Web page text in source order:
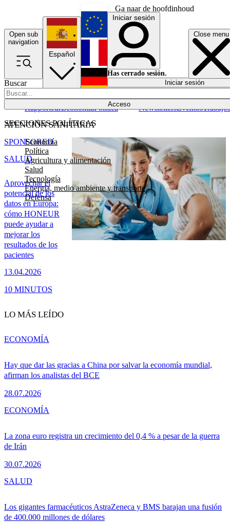
Ga naar de hoofdinhoud
Open sub
navigation
Close menu
Buscar
Acceso
SECCIONES POLÍTICAS
Economía
Política
Agricultura y alimentación
Salud
Tecnología
Energía, medio ambiente y transporte
Defensa
RapporteurEconomíaPolítica NewslettersEventosTrabajos
Español
English
Français
Iniciar sesión
Has cerrado sesión.
Iniciar sesión
ATENCIÓN SANITARIA
Aprovechar el
potencial de los
datos en Europa:
cómo HONEUR
puede ayudar a
mejorar los
resultados de los
pacientes
13.04.2026
SPONSORED
SALUD
10 MINUTOS
LO MÁS LEÍDO
Hay que dar las gracias a China por salvar la economía mundial,
afirman los analistas del BCE
28.07.2026
ECONOMÍA
La zona euro registra un crecimiento del 0,4 % a pesar de la guerra
de Irán
30.07.2026
ECONOMÍA
Los gigantes farmacéuticos AstraZeneca y BMS barajan una fusión
de 400.000 millones de dólares
SALUD